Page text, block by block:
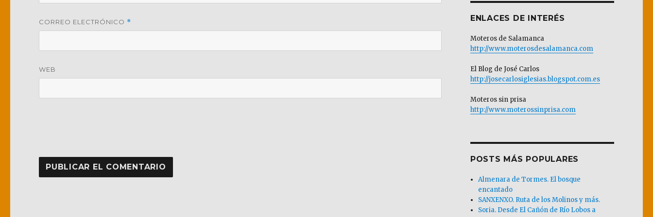
CORREO ELECTRÓNICO *
WEB
ENLACES DE INTERÉS
Moteros de Salamanca
http://www.moterosdesalamanca.com
El Blog de José Carlos
http://josecarlosiglesias.blogspot.com.es
Moteros sin prisa
http://www.moterossinprisa.com
POSTS MÁS POPULARES
Almenara de Tormes. El bosque
encantado
SANXENXO. Ruta de los Molinos y más.
Soria. Desde El Cañón de Río Lobos a